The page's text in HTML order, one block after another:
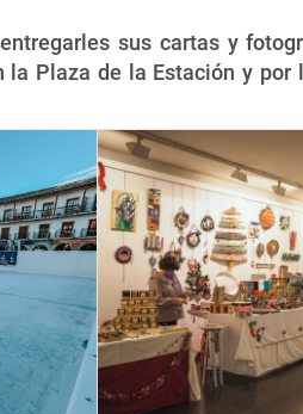
sus cartas y
Plaza de la Estación y por